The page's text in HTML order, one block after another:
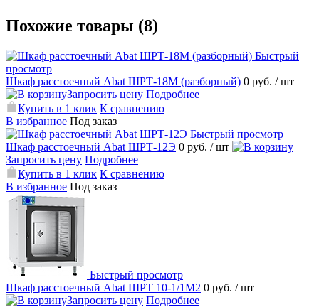
Похожие товары (8)
Быстрый
просмотр
Шкаф расстоечный Abat ШРТ-18М (разборный) 0 руб. / шт
Запросить цену Подробнее
Купить в 1 клик К сравнению
В избранное Под заказ
Быстрый просмотр
Шкаф расстоечный Abat ШРТ-12Э 0 руб. / шт
Запросить цену Подробнее
Купить в 1 клик К сравнению
В избранное Под заказ
Быстрый просмотр
Шкаф расстоечный Abat ШРТ 10-1/1М2 0 руб. / шт
Запросить цену Подробнее